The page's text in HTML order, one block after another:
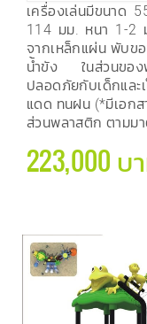
เครื่องเล่นมีขนาด
114 มม. หนา 1-2
จากเหล็กแผ่น พับข
น้ำขัง ในส่วนของ
ปลอดภัยกับเด็กแล
แดด ทนฝน (*มีเอกส
ส่วนพลาสติก ตามม
223,000 บ